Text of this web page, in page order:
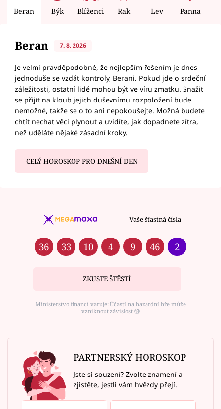
Beran Býk Blíženci Rak Lev Panna
Beran 7. 8. 2026
Je velmi pravděpodobné, že nejlepším řešením je dnes
jednoduše se vzdát kontroly, Berani. Pokud jde o srdeční
záležitosti, ostatní lidé mohou být ve víru zmatku. Snažit
se přijít na kloub jejich duševnímu rozpoložení bude
nemožné, takže se o to ani nepokoušejte. Možná budete
chtít nechat věci plynout a uvidíte, jak dopadnete zítra,
než uděláte nějaké zásadní kroky.
CELÝ HOROSKOP PRO DNEŠNÍ DEN
Vaše šťastná čísla
36 33 10 4 9 46 2
ZKUSTE ŠTĚSTÍ
Ministerstvo financí varuje: Účastí na hazardní hře může
vzniknout závislost ⑱
PARTNERSKÝ HOROSKOP
Jste si souzení? Zvolte znamení a
zjistěte, jestli vám hvězdy přejí.